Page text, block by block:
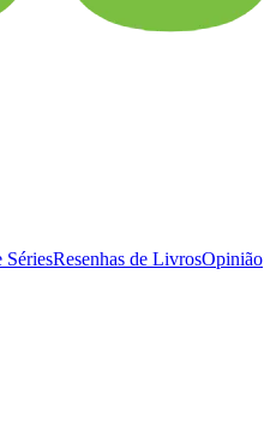
SériesResenhas de LivrosOpinião